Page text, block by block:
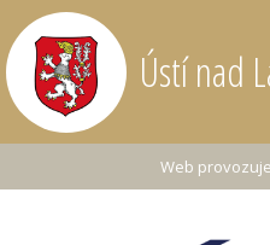
Ústí nad
Web provozuje